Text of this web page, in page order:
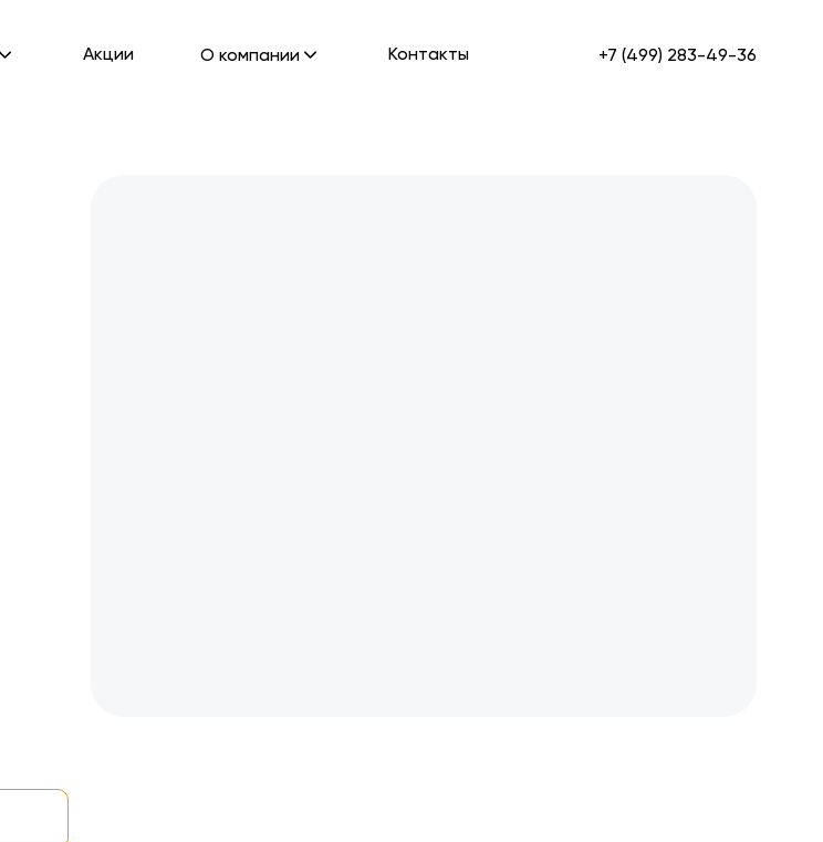
Акции О компании Контакты +7 (499) 283-49-36